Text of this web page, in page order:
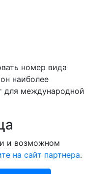
номер вида
наиболее
для международной
и возможном
на сайт партнера.